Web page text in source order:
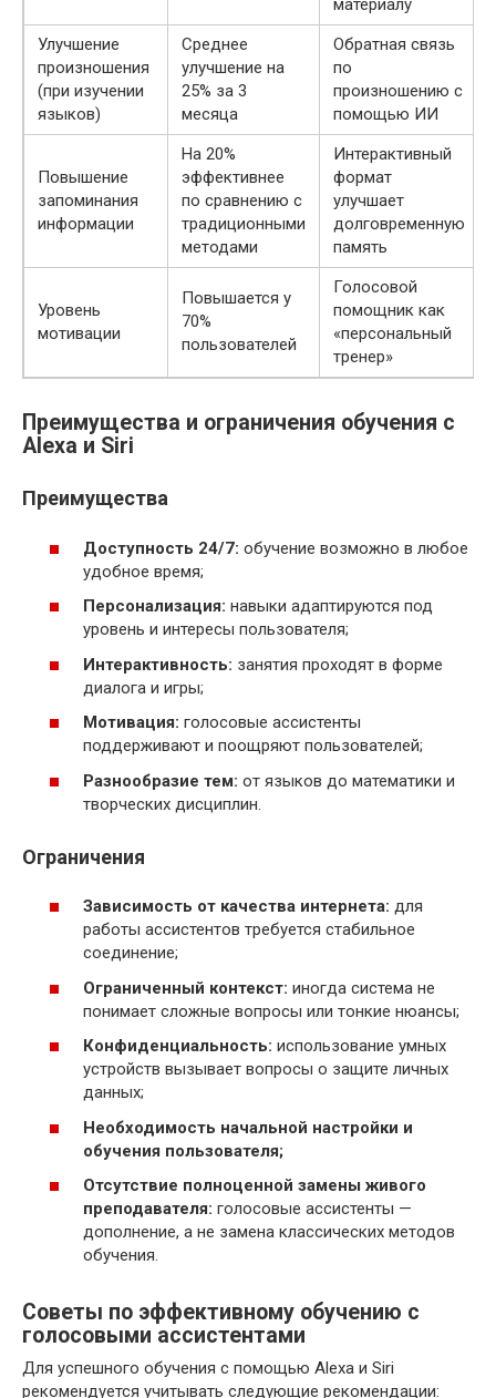
материалу
Улучшение
произношения
(при изучении
языков)
Среднее
улучшение на
25% за 3
месяца
Обратная связь
по
произношению с
помощью ИИ
Повышение
запоминания
информации
На 20%
эффективнее
по сравнению с
традиционными
методами
Интерактивный
формат
улучшает
долговременную
память
Уровень
мотивации
Повышается у
70%
пользователей
Голосовой
помощник как
«персональный
тренер»
Преимущества и ограничения обучения с
Alexa и Siri
Преимущества
Доступность 24/7: обучение возможно в любое
удобное время;
Персонализация: навыки адаптируются под
уровень и интересы пользователя;
Интерактивность: занятия проходят в форме
диалога и игры;
Мотивация: голосовые ассистенты
поддерживают и поощряют пользователей;
Разнообразие тем: от языков до математики и
творческих дисциплин.
Ограничения
Зависимость от качества интернета: для
работы ассистентов требуется стабильное
соединение;
Ограниченный контекст: иногда система не
понимает сложные вопросы или тонкие нюансы;
Конфиденциальность: использование умных
устройств вызывает вопросы о защите личных
данных;
Необходимость начальной настройки и
обучения пользователя;
Отсутствие полноценной замены живого
преподавателя: голосовые ассистенты —
дополнение, а не замена классических методов
обучения.
Советы по эффективному обучению с
голосовыми ассистентами
Для успешного обучения с помощью Alexa и Siri
рекомендуется учитывать следующие рекомендации: